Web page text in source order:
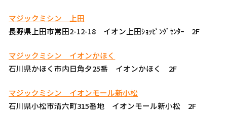
マジックミシン 上田
長野県上田市常田2-12-18 イオン上田ｼｮｯﾋﾟﾝｸﾞｾﾝﾀｰ 2F
マジックミシン イオンかほく
石川県かほく市内日角夕25番 イオンかほく 2F
マジックミシン イオンモール新小松
石川県小松市清六町315番地 イオンモール新小松 2F